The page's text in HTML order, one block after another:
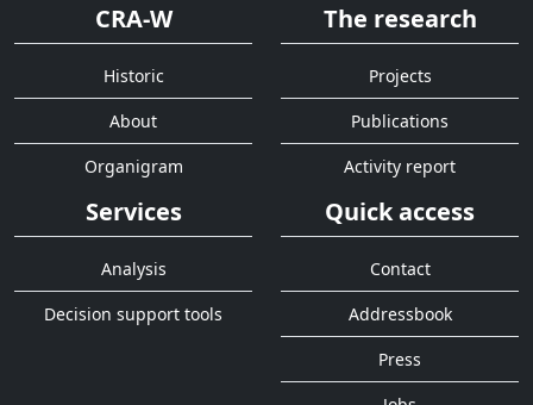
CRA-W
Historic
About
Organigram
The research
Projects
Publications
Activity report
Services
Analysis
Decision support tools
Quick access
Contact
Addressbook
Press